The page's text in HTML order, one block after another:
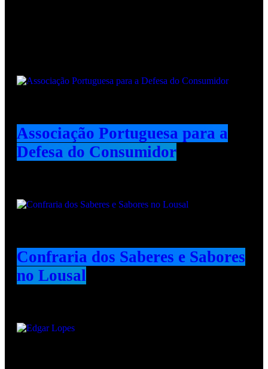
Associação Portuguesa para a
Defesa do Consumidor
Confraria dos Saberes e Sabores
no Lousal